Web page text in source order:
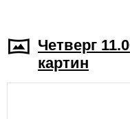
Четверг
картин